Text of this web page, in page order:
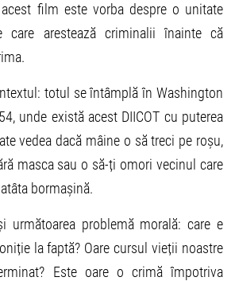
film este vorba despre o unitate
care arestează criminalii înainte că
totul se întâmplă în Washington
unde există acest DIICOT cu puterea
vedea dacă mâine o să treci pe roșu,
masca sau o să-ți omori vecinul care
bormașină.
următoarea problemă morală: care e
la faptă? Oare cursul vieții noastre
Este oare o crimă împotriva